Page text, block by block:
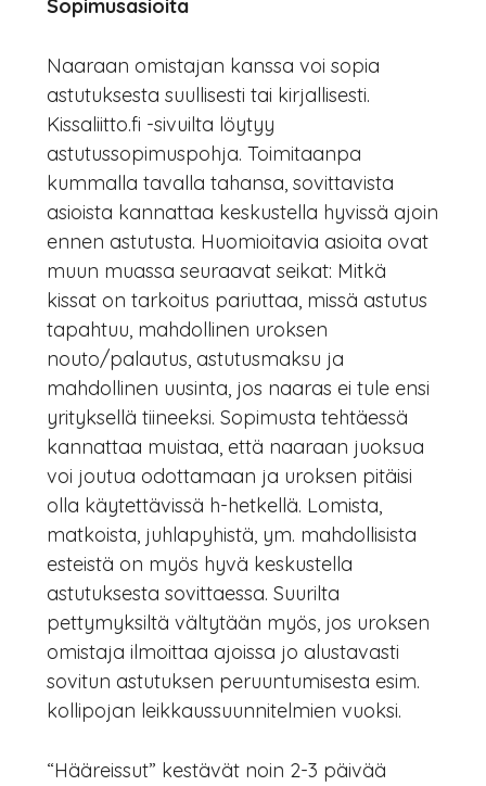
Sopimusasioita
Naaraan omistajan kanssa voi sopia
astutuksesta suullisesti tai kirjallisesti.
Kissaliitto.fi -sivuilta löytyy
astutussopimuspohja. Toimitaanpa
kummalla tavalla tahansa, sovittavista
asioista kannattaa keskustella hyvissä ajoin
ennen astutusta. Huomioitavia asioita ovat
muun muassa seuraavat seikat: Mitkä
kissat on tarkoitus pariuttaa, missä astutus
tapahtuu, mahdollinen uroksen
nouto/palautus, astutusmaksu ja
mahdollinen uusinta, jos naaras ei tule ensi
yrityksellä tiineeksi. Sopimusta tehtäessä
kannattaa muistaa, että naaraan juoksua
voi joutua odottamaan ja uroksen pitäisi
olla käytettävissä h-hetkellä. Lomista,
matkoista, juhlapyhistä, ym. mahdollisista
esteistä on myös hyvä keskustella
astutuksesta sovittaessa. Suurilta
pettymyksiltä vältytään myös, jos uroksen
omistaja ilmoittaa ajoissa jo alustavasti
sovitun astutuksen peruuntumisesta esim.
kollipojan leikkaussuunnitelmien vuoksi.
“Hääreissut” kestävät noin 2-3 päivää